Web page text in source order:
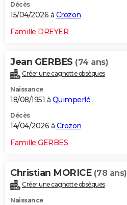
Décès
15/04/2026 à Crozon
Famille DREYER
Jean GERBES (74 ans)
Créer une cagnotte obsèques
Naissance
18/08/1951 à Quimperlé
Décès
14/04/2026 à Crozon
Famille GERBES
Christian MORICE (78 ans)
Créer une cagnotte obsèques
Naissance